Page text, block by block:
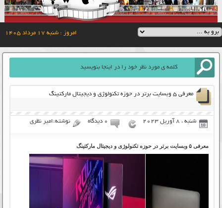
امروز : شنبه ۱۷ مرداد ۱۴۰۵
معرفی ۵ وبسایت برتر در حوزه تکنولوژی و دیجیتال مارکتینگ
شنبه ، 8 آوریل 2023 ۰ دیدگاه نوشته:امیر نظری
معرفی ۵ وبسایت برتر در حوزه تکنولوژی و دیجیتال مارکتینگ